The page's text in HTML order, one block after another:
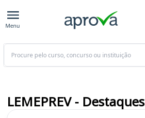
Menu
Buscar
LEMEPREV - Destaques